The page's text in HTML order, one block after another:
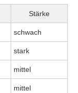
Stärke
schwach
stark
mittel
mittel